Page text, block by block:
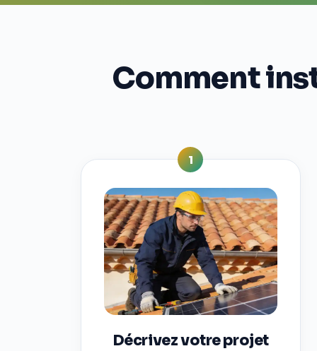
Comment
1
Décrivez votre projet